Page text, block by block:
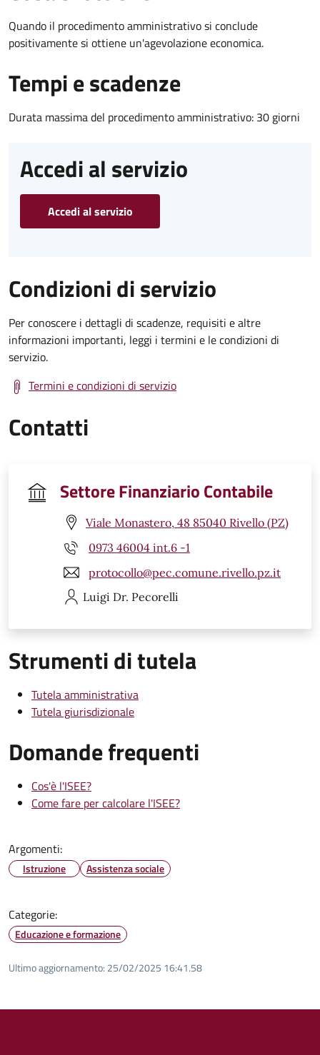
Quando il procedimento amministrativo si conclude
positivamente si ottiene un'agevolazione economica.
Tempi e scadenze
Durata massima del procedimento amministrativo: 30 giorni
Accedi al servizio
Accedi al servizio
Condizioni di servizio
Per conoscere i dettagli di scadenze, requisiti e altre
informazioni importanti, leggi i termini e le condizioni di
servizio.
Termini e condizioni di servizio
Contatti
Settore Finanziario Contabile
Viale Monastero, 48 85040 Rivello (PZ)
0973 46004 int.6 -1
protocollo@pec.comune.rivello.pz.it
Luigi Dr. Pecorelli
Strumenti di tutela
Tutela amministrativa
Tutela giurisdizionale
Domande frequenti
Cos'è l'ISEE?
Come fare per calcolare l'ISEE?
Argomenti:
Istruzione Assistenza sociale
Categorie:
Educazione e formazione
Ultimo aggiornamento: 25/02/2025 16:41.58